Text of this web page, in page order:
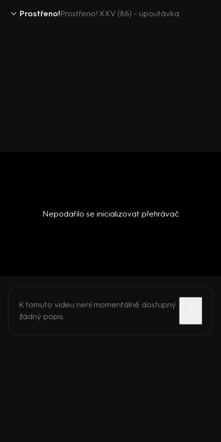
Prostřeno!Prostřeno! XXV (86) - upoutávka
Nepodařilo se inicializovat přehrávač
K tomuto videu není momentálně dostupný
žádný popis.